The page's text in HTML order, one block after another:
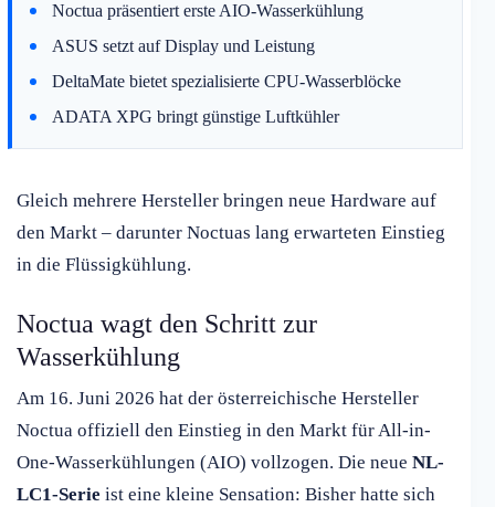
Noctua präsentiert erste AIO-Wasserkühlung
ASUS setzt auf Display und Leistung
DeltaMate bietet spezialisierte CPU-Wasserblöcke
ADATA XPG bringt günstige Luftkühler
Gleich mehrere Hersteller bringen neue Hardware auf
den Markt – darunter Noctuas lang erwarteten Einstieg
in die Flüssigkühlung.
Noctua wagt den Schritt zur
Wasserkühlung
Am 16. Juni 2026 hat der österreichische Hersteller
Noctua offiziell den Einstieg in den Markt für All-in-
One-Wasserkühlungen (AIO) vollzogen. Die neue NL-
LC1-Serie ist eine kleine Sensation: Bisher hatte sich